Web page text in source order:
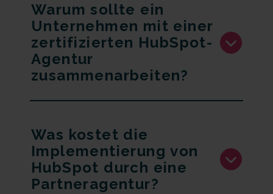
Warum sollte ein
Unternehmen mit einer
zertifizierten HubSpot-
Agentur
zusammenarbeiten?
Was kostet die
Implementierung von
HubSpot durch eine
Partneragentur?